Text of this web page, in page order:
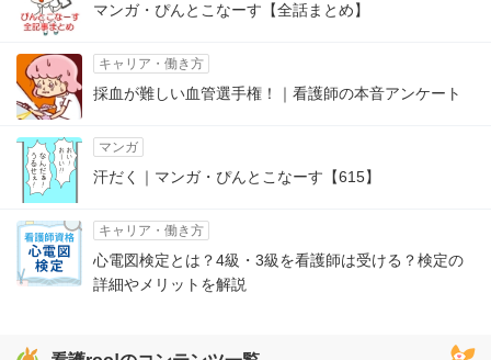
マンガ・ぴんとこなーす【全話まとめ】
キャリア・働き方
採血が難しい血管選手権！｜看護師の本音アンケート
マンガ
汗だく｜マンガ・ぴんとこなーす【615】
キャリア・働き方
心電図検定とは？4級・3級を看護師は受ける？検定の
詳細やメリットを解説